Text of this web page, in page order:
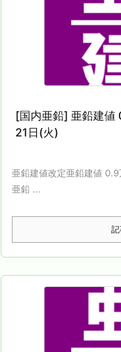
[国内亜鉛] 亜鉛建値
21日(火)
亜鉛建値改定亜鉛建値
亜鉛 ...